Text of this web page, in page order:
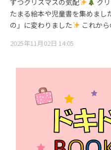
たまる絵本や児童書を集めまし
の」に変わりました
これか
2025年11月02日 14:05